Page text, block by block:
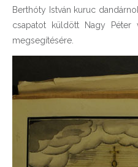
Berthóty István kuruc
csapatot küldött Nagy Péter
megsegítésére.